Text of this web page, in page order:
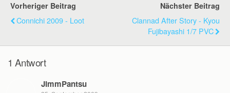
Vorheriger Beitrag
Connichi 2009 - Loot
Nächster Beitrag
Clannad After Story - Kyou
Fujibayashi 1/7 PVC
1 Antwort
JimmPantsu